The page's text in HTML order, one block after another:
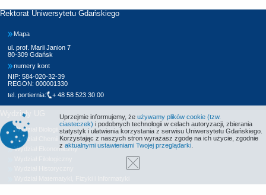
Rektorat Uniwersytetu Gdańskiego
Mapa
ul. prof. Marii Janion 7
80-309 Gdańsk
numery kont
NIP: 584-020-32-39
REGON: 000001330
tel. portiernia:
+ 48 58 523 30 00
Wydziały UG
Wydział Biologii
Wydział Chemii
Wydział Ekonomiczny
Uprzejmie informujemy, że używamy plików cookie (tzw.
ciasteczek) i podobnych technologii w celach autoryzacji, zbierania
statystyk i ułatwienia korzystania z serwisu Uniwersytetu Gdańskiego.
Korzystając z naszych stron wyrażasz zgodę na ich użycie, zgodnie
z aktualnymi ustawieniami Twojej przeglądarki